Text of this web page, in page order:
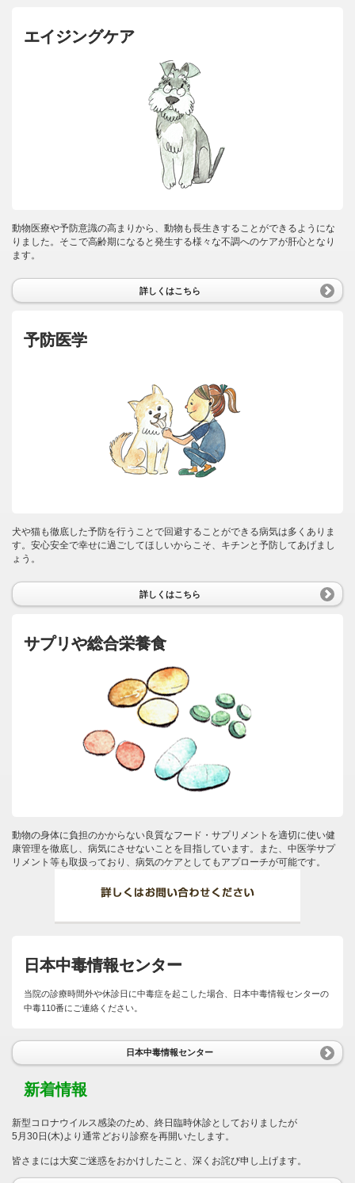
エイジングケア
動物医療や予防意識の高まりから、動物も長生きすることができるようにな
りました。そこで高齢期になると発生する様々な不調へのケアが肝心となり
ます。
詳しくはこちら
予防医学
犬や猫も徹底した予防を行うことで回避することができる病気は多くありま
す。安心安全で幸せに過ごしてほしいからこそ、キチンと予防してあげまし
ょう。
詳しくはこちら
サプリや総合栄養食
動物の身体に負担のかからない良質なフード・サプリメントを適切に使い健
康管理を徹底し、病気にさせないことを目指しています。また、中医学サプ
リメント等も取扱っており、病気のケアとしてもアプローチが可能です。
日本中毒情報センター
当院の診療時間外や休診日に中毒症を起こした場合、日本中毒情報センターの
中毒110番にご連絡ください。
日本中毒情報センター
新着情報
新型コロナウイルス感染のため、終日臨時休診としておりましたが
5月30日(木)より通常どおり診察を再開いたします。
皆さまには大変ご迷惑をおかけしたこと、深くお詫び申し上げます。